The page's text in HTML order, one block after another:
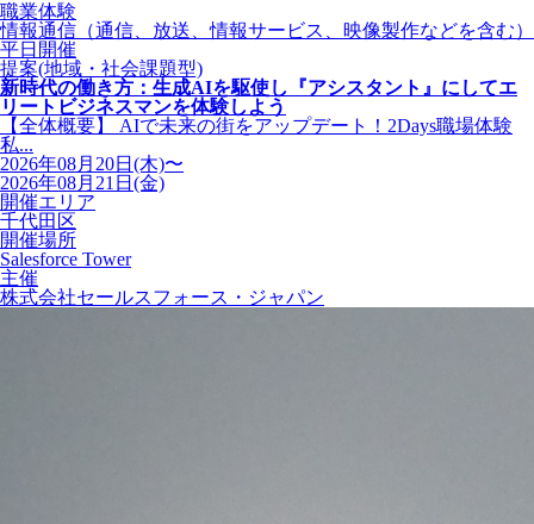
職業体験
情報通信（通信、放送、情報サービス、映像製作などを含む）
平日開催
提案(地域・社会課題型)
新時代の働き方：生成AIを駆使し『アシスタント』にしてエ
リートビジネスマンを体験しよう
【全体概要】 AIで未来の街をアップデート！2Days職場体験
私...
2026年08月20日(木)〜
2026年08月21日(金)
開催エリア
千代田区
開催場所
Salesforce Tower
主催
株式会社セールスフォース・ジャパン